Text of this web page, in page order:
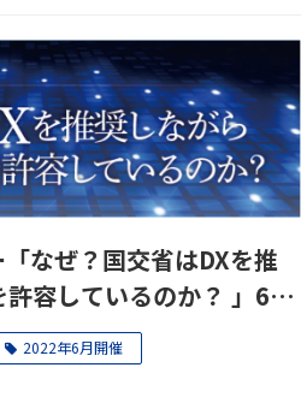
なぜ？国交省はDXを推
容しているのか？ 」6月
2022年6月開催